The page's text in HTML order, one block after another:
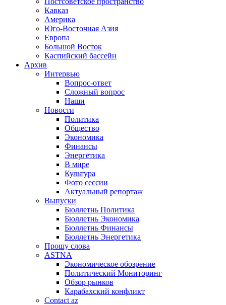
Кавказ
Америка
Юго-Восточная Азия
Европа
Большой Восток
Каспийский бассейн
Архив
Интервью
Вопрос-ответ
Сложный вопрос
Наши
Новости
Политика
Общество
Экономика
Финансы
Энергетика
В мире
Культура
Фото сессии
Актуальный репортаж
Выпуски
Бюллетнь Политика
Бюллетнь Экономика
Бюллетнь Финансы
Бюллетнь Энергетика
Прошу слова
ASTNA
Экономическое обозрение
Политический Мониторинг
Обзор рынков
Карабахский конфликт
Contact az